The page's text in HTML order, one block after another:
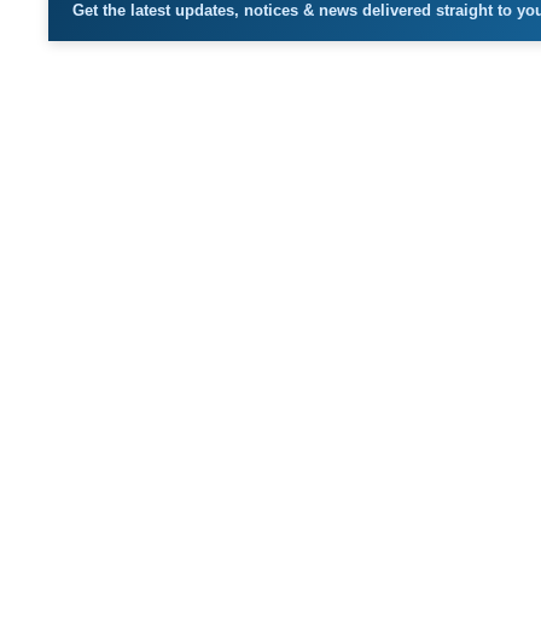
Get the latest updates, notices & news delivered straight to